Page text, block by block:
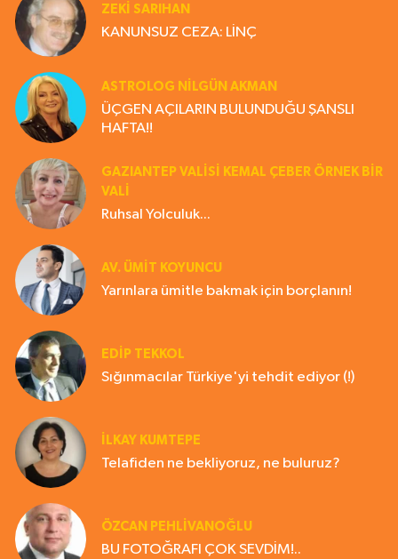
ZEKI SARIHAN
KANUNSUZ CEZA: LİNÇ
ASTROLOG NILGÜN AKMAN
ÜÇGEN AÇILARIN BULUNDUĞU ŞANSLI
HAFTA!!
GAZIANTEP VALISI KEMAL ÇEBER ÖRNEK BİR
VALİ
Ruhsal Yolculuk...
AV. ÜMIT KOYUNCU
Yarınlara ümitle bakmak için borçlanın!
EDIP TEKKOL
Sığınmacılar Türkiye'yi tehdit ediyor (!)
İLKAY KUMTEPE
Telafiden ne bekliyoruz, ne buluruz?
ÖZCAN PEHLİVANOĞLU
BU FOTOĞRAFI ÇOK SEVDİM!..